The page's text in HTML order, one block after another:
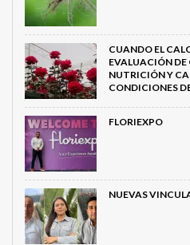
CUANDO EL
EVALUACIÓN DE
NUTRICIÓN Y
CONDICIONES
FLORIEXPO
NUEVAS